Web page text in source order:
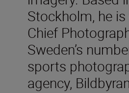
Stockholm, he
Chief
Sweden’s
sports
agency,